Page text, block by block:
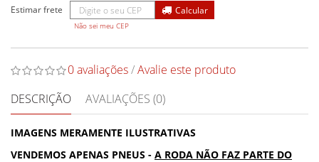
Não sei meu CEP
0 avaliações/Avalie este produto
DESCRIÇÃO
AVALIAÇÕES (0)
IMAGENS MERAMENTE ILUSTRATIVAS
VENDEMOS APENAS PNEUS - A RODA NÃO FAZ PARTE DO